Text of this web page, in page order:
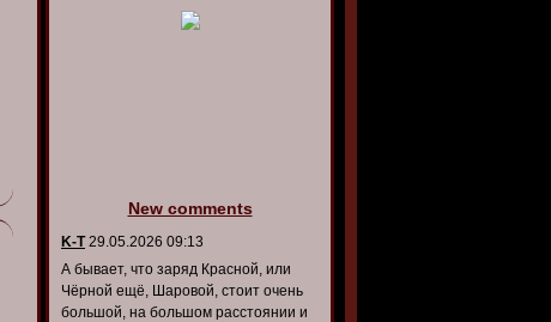
New comments
K-T29.05.2026 09:13
А бывает, что заряд Красной, или
Чёрной ещё, Шаровой, стоит очень
большой, на большом расстоянии и